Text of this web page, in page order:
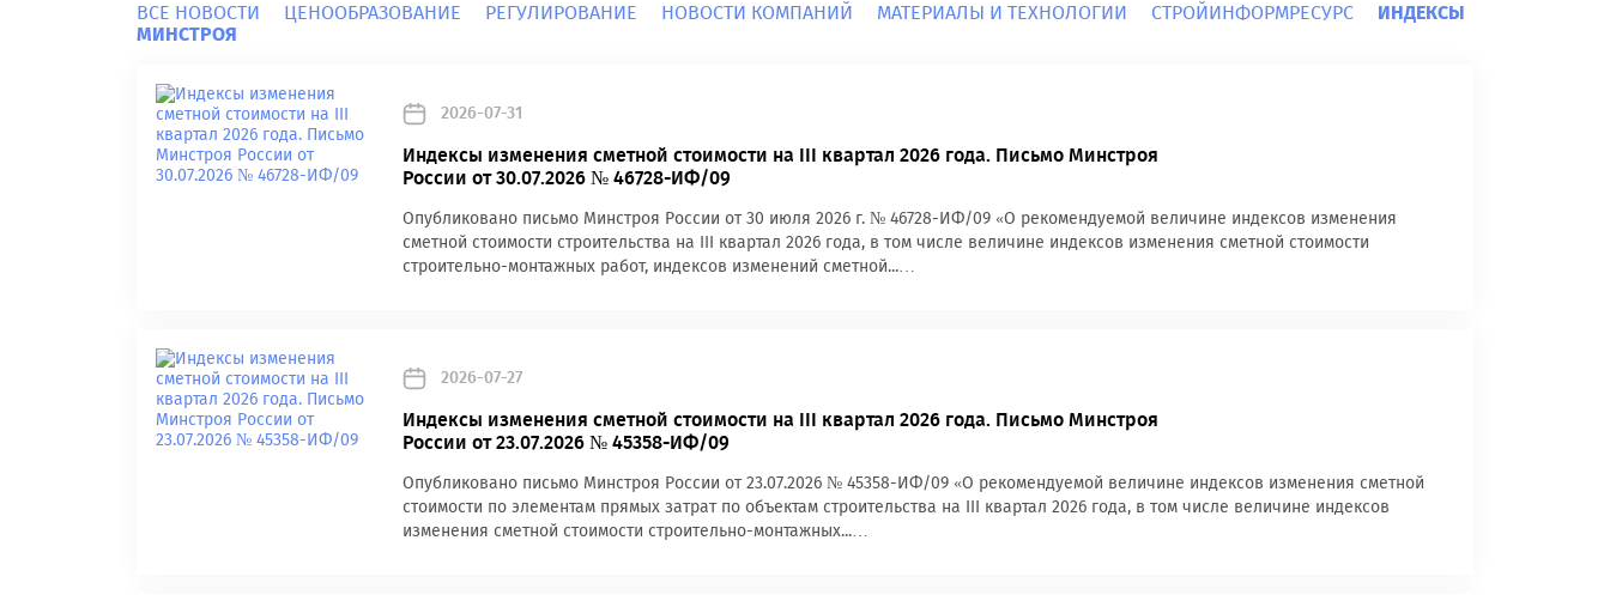
ВСЕ НОВОСТИ ЦЕНООБРАЗОВАНИЕ РЕГУЛИРОВАНИЕ НОВОСТИ КОМПАНИЙ МАТЕРИАЛЫ И ТЕХНОЛОГИИ СТРОЙИНФОРМРЕСУРС
ИНДЕКСЫ
МИНСТРОЯ
2026-07-31
Индексы изменения сметной стоимости на III квартал 2026 года. Письмо Минстроя
России от 30.07.2026 № 46728-ИФ/09
Опубликовано письмо Минстроя России от 30 июля 2026 г. № 46728-ИФ/09 «О рекомендуемой величине индексов изменения
сметной стоимости строительства на III квартал 2026 года, в том числе величине индексов изменения сметной стоимости
строительно-монтажных работ, индексов изменений сметной...…
2026-07-27
Индексы изменения сметной стоимости на III квартал 2026 года. Письмо Минстроя
России от 23.07.2026 № 45358-ИФ/09
Опубликовано письмо Минстроя России от 23.07.2026 № 45358-ИФ/09 «О рекомендуемой величине индексов изменения сметной
стоимости по элементам прямых затрат по объектам строительства на III квартал 2026 года, в том числе величине индексов
изменения сметной стоимости строительно-монтажных...…